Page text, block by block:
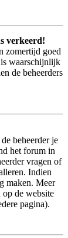
verkeerd!
zomertijd goed
is waarschijnlijk
de beheerders
beheerder je
het forum in
vragen of
Indien
maken. Meer
de website
pagina).